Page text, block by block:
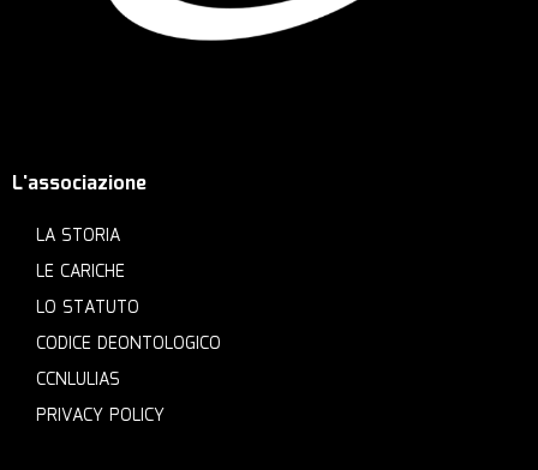
L'associazione
LA STORIA
LE CARICHE
LO STATUTO
CODICE DEONTOLOGICO
CCNLULIAS
PRIVACY POLICY